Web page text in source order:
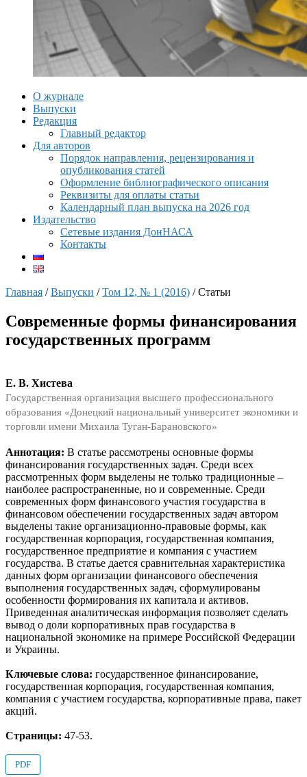
О журнале
Выпуски
Редакция
Главный редактор
Для авторов
Порядок направления, рецензирования и
опубликования статей
Оформление библиографического описания
Реквизиты для оплаты статьи
Календарный план выпуска на 2026 год
Издательство
Сетевые издания ДонНАСА
Контакты
Главная /Выпуски /Том 12, № 1 (2016) / Статьи
Современные формы финансирования
государственных программ
Е. В. Хистева
Государственная организация высшего профессионального
образования «Донецкий национальный университет экономики и
торговли имени Михаила Туган-Барановского»
Аннотация: В статье рассмотрены основные формы
финансирования государственных задач. Среди всех
рассмотренных форм выделены не только традиционные –
наиболее распространенные, но и современные. Среди
современных форм финансового участия государства в
финансовом обеспечении государственных задач автором
выделены такие организационно-правовые формы, как
государственная корпорация, государственная компания,
государственное предприятие и компания с участием
государства. В статье дается сравнительная характеристика
данных форм организации финансового обеспечения
выполнения государственных задач, сформулированы
особенности формирования их капитала и активов.
Приведенная аналитическая информация позволяет сделать
вывод о доли корпоративных прав государства в
национальной экономике на примере Российской Федерации
и Украины.
Ключевые слова: государственное финансирование,
государственная корпорация, государственная компания,
компания с участием государства, корпоративные права, пакет
акций.
Страницы: 47-53.
PDF